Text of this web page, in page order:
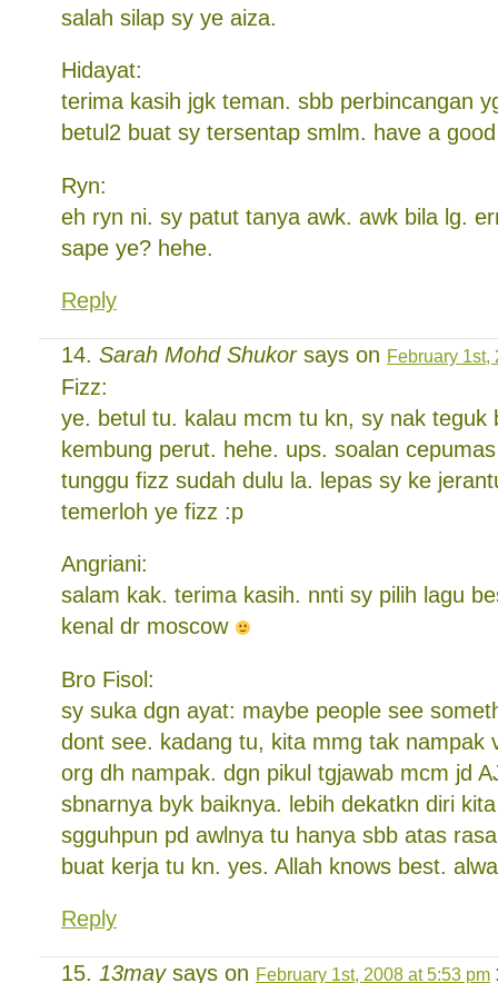
salah silap sy ye aiza.
Hidayat:
terima kasih jgk teman. sbb perbincangan
betul2 buat sy tersentap smlm. have a
Ryn:
eh ryn ni. sy patut tanya awk. awk bila lg.
sape ye? hehe.
Reply
Sarah Mohd Shukorsays on February 1st,
Fizz:
ye. betul tu. kalau mcm tu kn, sy nak teguk
kembung perut. hehe. ups. soalan
tunggu fizz sudah dulu la. lepas sy ke
temerloh ye fizz :p
Angriani:
salam kak. terima kasih. nnti sy pilih lagu
kenal dr moscow
Bro Fisol:
sy suka dgn ayat: maybe people see
dont see. kadang tu, kita mmg tak nampak
org dh nampak. dgn pikul tgjawab mcm jd
sbnarnya byk baiknya. lebih dekatkn diri
sgguhpun pd awlnya tu hanya sbb atas
buat kerja tu kn. yes. Allah knows best.
Reply
13maysays on February 1st, 2008 at 5:53 pm